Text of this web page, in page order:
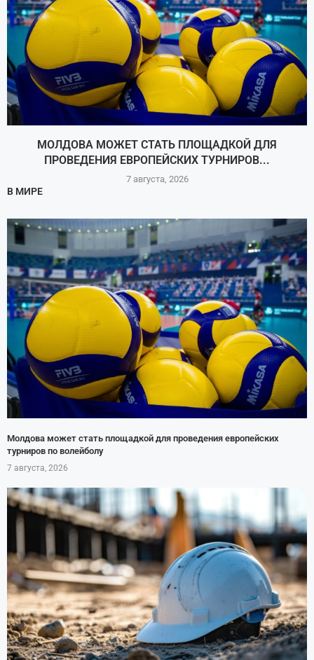
МОЛДОВА МОЖЕТ СТАТЬ ПЛОЩАДКОЙ ДЛЯ
ПРОВЕДЕНИЯ ЕВРОПЕЙСКИХ ТУРНИРОВ...
7 августа, 2026
В МИРЕ
Молдова может стать площадкой для проведения европейских
турниров по волейболу
7 августа, 2026